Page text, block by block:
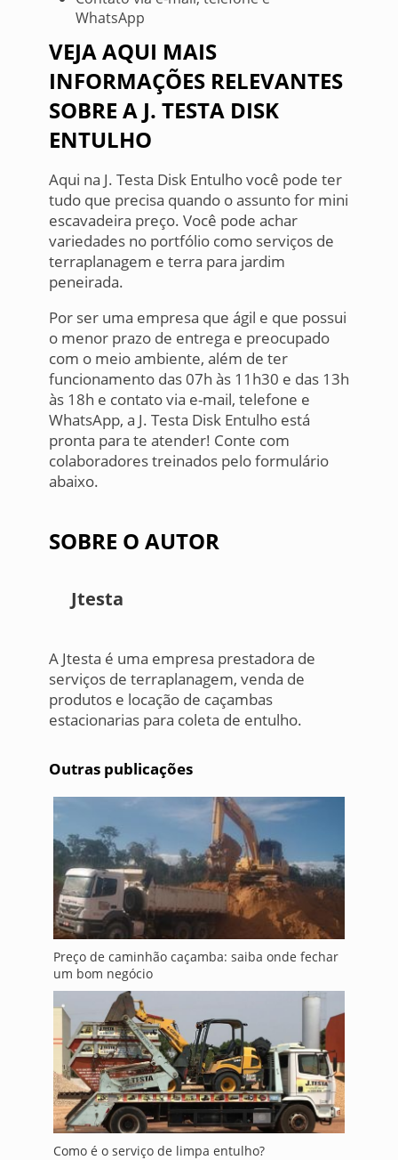
WhatsApp
VEJA AQUI MAIS
INFORMAÇÕES RELEVANTES
SOBRE A J. TESTA DISK
ENTULHO
Aqui na J. Testa Disk Entulho você pode ter
tudo que precisa quando o assunto for mini
escavadeira preço. Você pode achar
variedades no portfólio como serviços de
terraplanagem e terra para jardim
peneirada.
Por ser uma empresa que ágil e que possui
o menor prazo de entrega e preocupado
com o meio ambiente, além de ter
funcionamento das 07h às 11h30 e das 13h
às 18h e contato via e-mail, telefone e
WhatsApp, a J. Testa Disk Entulho está
pronta para te atender! Conte com
colaboradores treinados pelo formulário
abaixo.
SOBRE O AUTOR
Jtesta
A Jtesta é uma empresa prestadora de
serviços de terraplanagem, venda de
produtos e locação de caçambas
estacionarias para coleta de entulho.
Outras publicações
Preço de caminhão caçamba: saiba onde fechar
um bom negócio
Como é o serviço de limpa entulho?